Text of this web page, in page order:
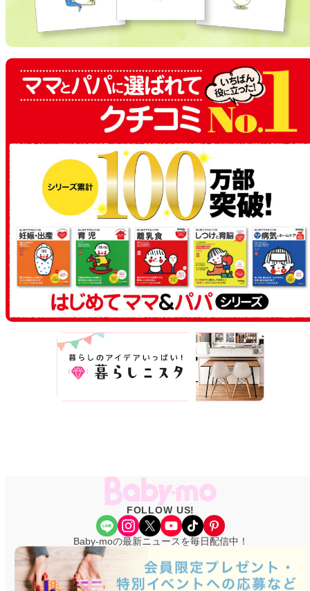
FOLLOW US!
Share Icon Instagram X YouTube TikTok Pinterest
Baby-moの最新ニュースを毎日配信中！